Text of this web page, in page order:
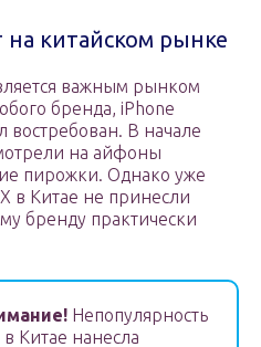
на китайском рынке
важным рынком
бренда, iPhone
В начале
на айфоны
пирожки. Однако уже
в Китае не принесли
бренду практически
Непопулярность
Китае нанесла